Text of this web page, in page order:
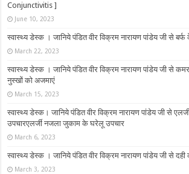
Conjunctivitis ]
June 10, 2023
स्वास्थ्य डेस्क । जानिये पंडित वीर विक्रम नारायण पांडेय जी से
March 22, 2023
स्वास्थ्य डेस्क । जानिये पंडित वीर विक्रम नारायण पांडेय जी से
नुस्‍खों को अजमाएं
March 15, 2023
स्वास्थ्य डेस्क। जानिये पंडित वीर विक्रम नारायण पांडेय जी से
उपचारएलर्जी नजला जुकाम के घरेलू उपचार
March 6, 2023
स्वास्थ्य डेस्क । जानिये पंडित वीर विक्रम नारायण पांडेय जी से
March 3, 2023